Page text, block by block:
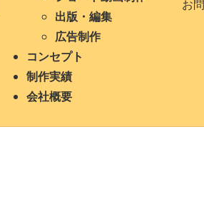
出版・編集
広告制作
コンセプト
制作実績
会社概要
お